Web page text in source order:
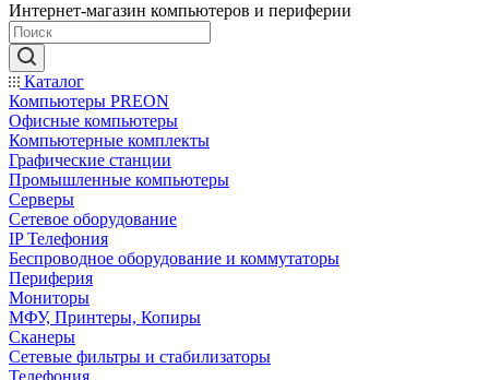
Интернет-магазин компьютеров и периферии
Каталог
Компьютеры PREON
Офисные компьютеры
Компьютерные комплекты
Графические станции
Промышленные компьютеры
Серверы
Сетевое оборудование
IP Телефония
Беспроводное оборудование и коммутаторы
Периферия
Мониторы
МФУ, Принтеры, Копиры
Сканеры
Сетевые фильтры и стабилизаторы
Телефония